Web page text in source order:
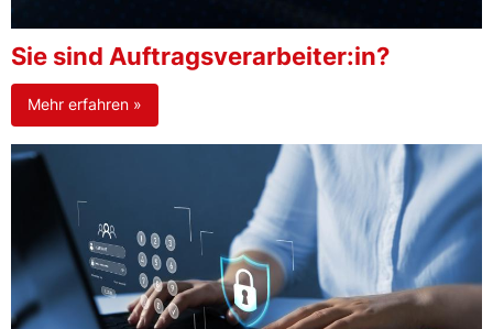
Sie sind Auftragsverarbeiter:in?
Mehr erfahren »